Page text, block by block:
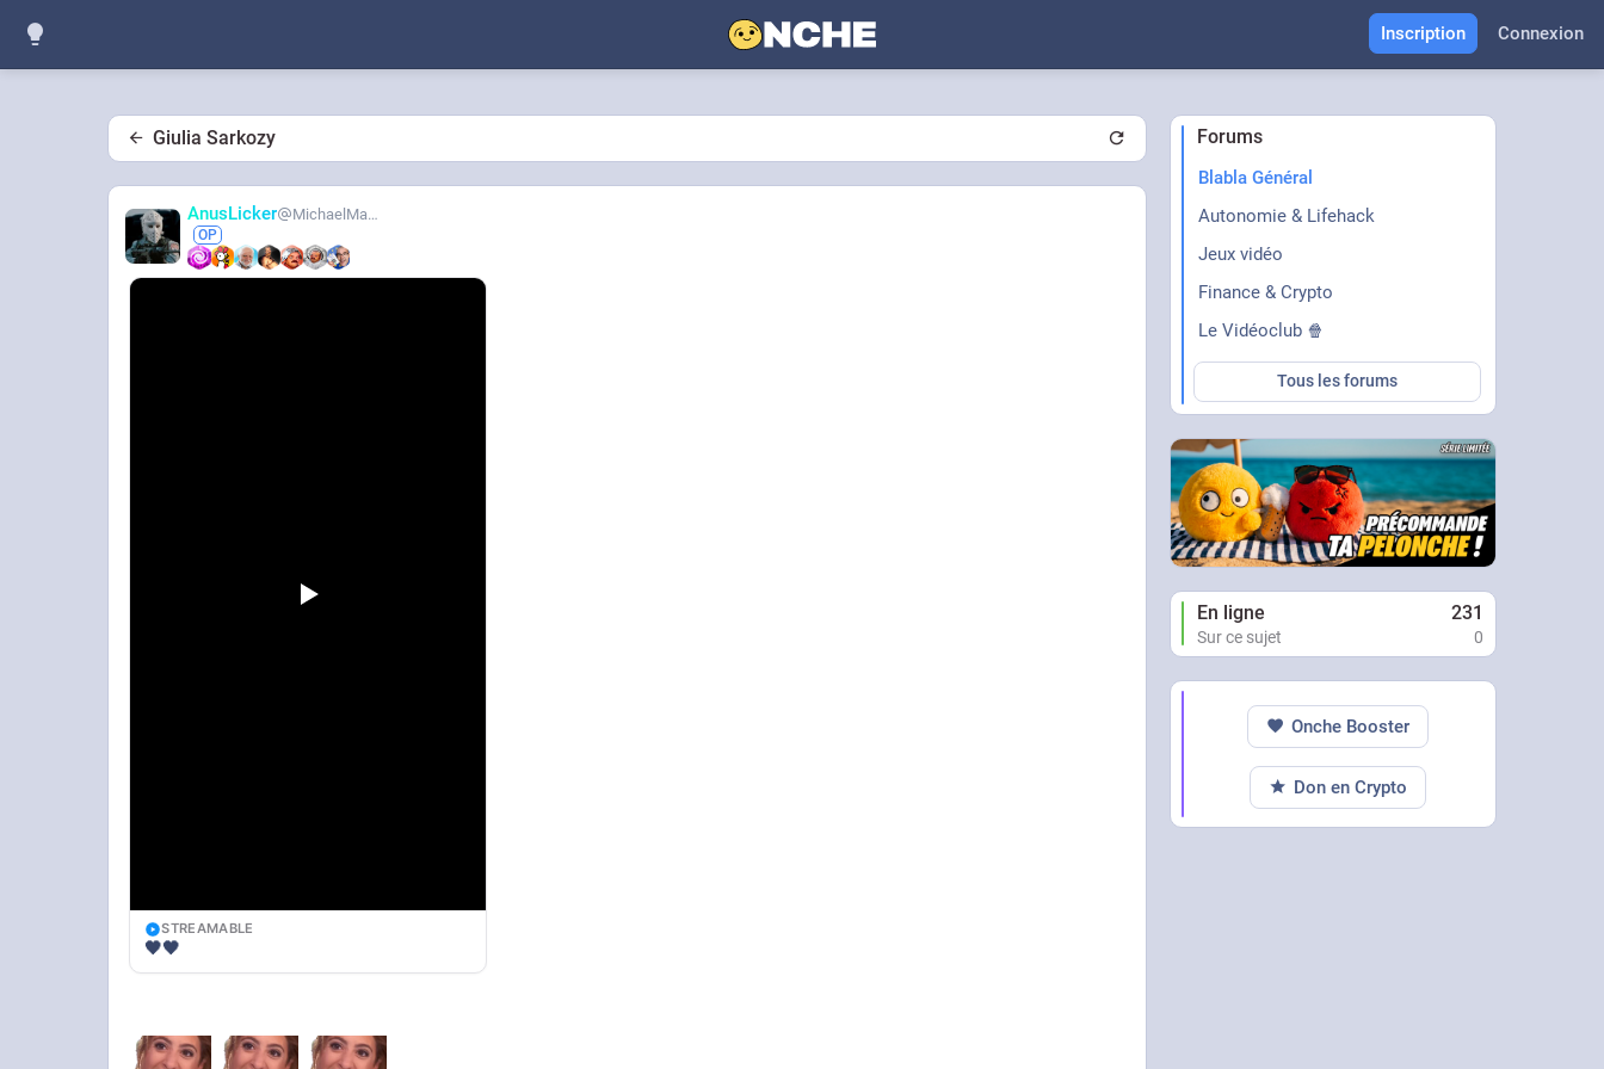
Inscription Connexion
Giulia Sarkozy
AnusLicker MichaelMann
STREAMABLE
🖤🖤
Forums
Blabla Général
Autonomie & Lifehack
Jeux vidéo
Finance & Crypto
Le Vidéoclub 🍿
Tous les forums
En ligne 231
Sur ce sujet 0
Onche Booster
Don en Crypto